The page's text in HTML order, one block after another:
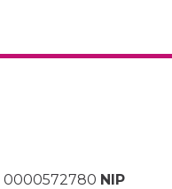
0000572780 NIP